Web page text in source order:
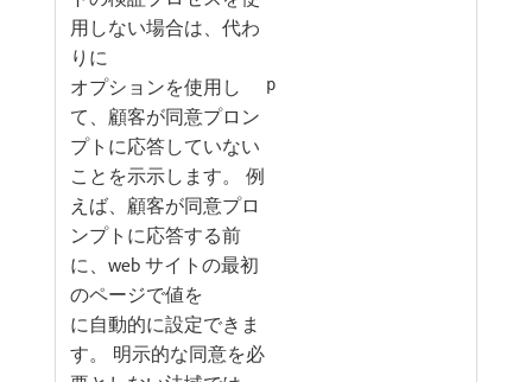
用しない場合は、代わ
りに
オプションを使用し
て、顧客が同意プロン
プトに応答していない
ことを示示します。 例
えば、顧客が同意プロ
ンプトに応答する前
に、web サイトの最初
のページで値を
p
に自動的に設定できま
す。 明示的な同意を必